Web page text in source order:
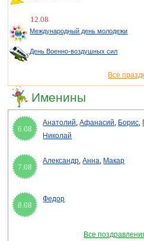
12.08
Международный день молодежи
День Военно-воздушных сил
Все
Именины
6.08
Анатолий,Афанасий, Борис,
Николай
7.08
Александр,Анна, Макар
8.08
Федор
Все